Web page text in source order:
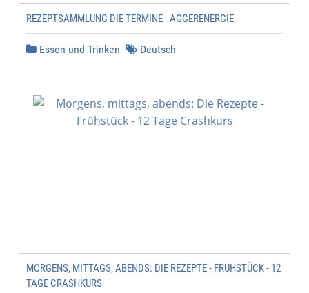
REZEPTSAMMLUNG DIE TERMINE - AGGERENERGIE
Essen und Trinken Deutsch
MORGENS, MITTAGS, ABENDS: DIE REZEPTE - FRÜHSTÜCK - 12
TAGE CRASHKURS